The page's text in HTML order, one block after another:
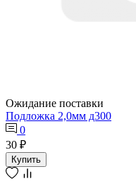
Ожидание поставки
Подложка 2,0мм д300
0
30 ₽
Купить